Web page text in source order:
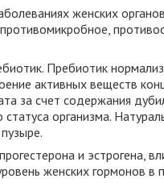
женских
Пребиотик
активных веществ
за счет содержания
организма.
и эстрогена,
женских гормонов